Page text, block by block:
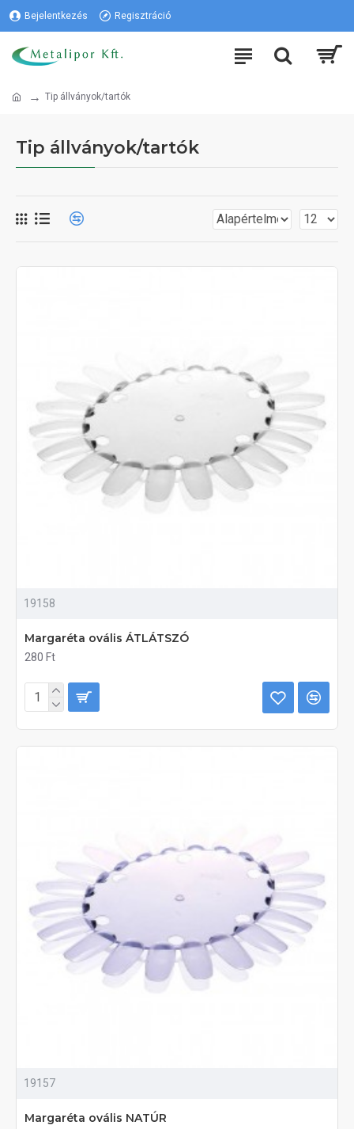
Bejelentkezés Regisztráció
Tip állványok/tartók
Tip állványok/tartók
19158
Margaréta ovális ÁTLÁTSZÓ
280 Ft
19157
Margaréta ovális NATÚR